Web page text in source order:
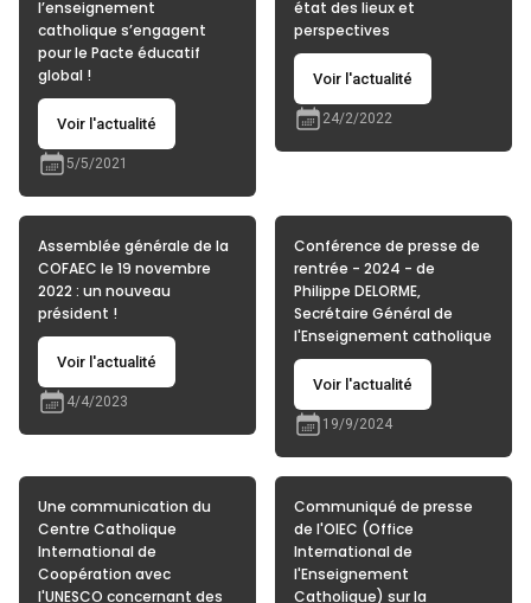
l’enseignement
catholique s’engagent
pour le Pacte éducatif
global !
Voir l'actualité
5/5/2021
état des lieux et
perspectives
Voir l'actualité
24/2/2022
Assemblée générale de la
COFAEC le 19 novembre
2022 : un nouveau
président !
Voir l'actualité
4/4/2023
Conférence de presse de
rentrée - 2024 - de
Philippe DELORME,
Secrétaire Général de
l'Enseignement catholique
Voir l'actualité
19/9/2024
Une communication du
Centre Catholique
International de
Coopération avec
l'UNESCO concernant des
Communiqué de presse
de l'OIEC (Office
International de
l'Enseignement
Catholique) sur la